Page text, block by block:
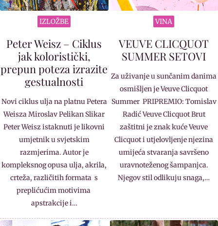
IZLOŽBE
Peter Weisz – Ciklus
jak koloristički,
prepun poteza izrazite
gestualnosti
Novi ciklus ulja na platnu Petera
Weisza Miroslav Pelikan Slikar
Peter Weisz istaknuti je likovni
umjetnik u svjetskim
razmjerima. Autor je
kompleksnog opusa ulja, akrila,
crteža, različitih formata s
preplićućim motivima
apstrakcije i…
VINA
VEUVE CLICQUOT
SUMMER SETOVI
Za uživanje u sunčanim danima
osmišljen je Veuve Clicquot
Summer PRIPREMIO: Tomislav
Radić Veuve Clicquot Brut
zaštitni je znak kuće Veuve
Clicquot i utjelovljenje njezina
umijeća stvaranja savršeno
uravnoteženog šampanjca.
Njegov stil odlikuju snaga,…